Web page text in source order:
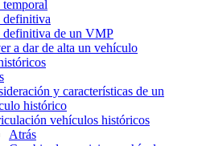
definitiva
definitiva de un VMP
a dar de alta un vehículo
y características de un
histórico
vehículos históricos
Atrás